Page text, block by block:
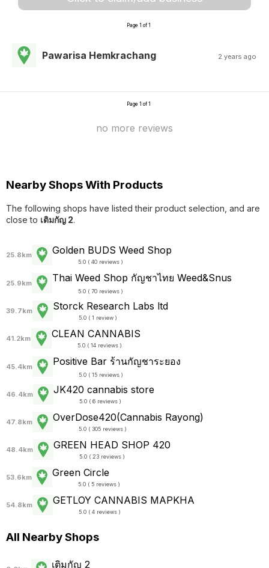
Page 1 of 1
Pawarisa Hemkrachang 2 years ago
Page 1 of 1
no more reviews
Nearby Shops With Products
The following shops have listed their product selection, and are
close to เติมกัญ 2.
25.8km Golden BUDS Weed Shop
5.0 ( 40 reviews )
25.9km Thai Weed Shop กัญชาไทย Weed&Snus
5.0 ( 70 reviews )
39.7km Storck Research Labs ltd
5.0 ( 1 review )
41.2km CLEAN CANNABIS
5.0 ( 14 reviews )
45.4km Positive Bar ร้านกัญชาระยอง
5.0 ( 15 reviews )
46.4km JK420 cannabis store
5.0 ( 6 reviews )
47.8km OverDose420(Cannabis Rayong)
5.0 ( 305 reviews )
48.4km GREEN HEAD SHOP 420
5.0 ( 23 reviews )
53.6km Green Circle
5.0 ( 5 reviews )
54.8km GETLOY CANNABIS MAPKHA
5.0 ( 4 reviews )
All Nearby Shops
เติมกัญ 2